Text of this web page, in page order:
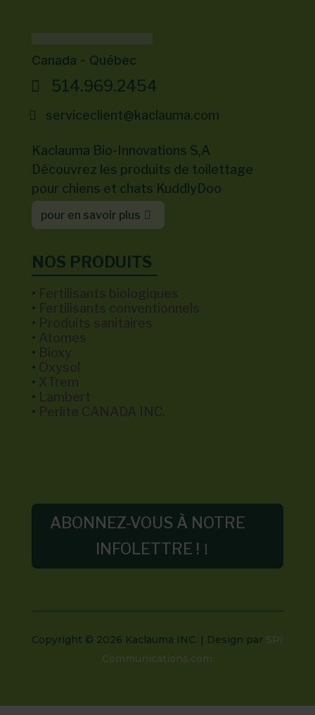
Canada - Québec
514.969.2454
serviceclient@kaclauma.com
Kaclauma Bio-Innovations S,A
Découvrez les produits de toilettage
pour chiens et chats KuddlyDoo
pour en savoir plus
NOS PRODUITS
•
•
•
•
•
•
•
•
•
ABONNEZ-VOUS À NOTRE
INFOLETTRE !
Copyright © 2026 Kaclauma INC. | Design par SPi
Communications.com